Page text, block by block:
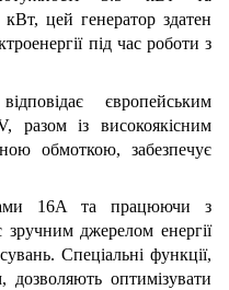
цей генератор здатен
під час роботи з
європейським
разом із високоякісним
обмоткою, забезпечує
16A та працюючи з
джерелом енергії
Спеціальні функції,
оптимізувати